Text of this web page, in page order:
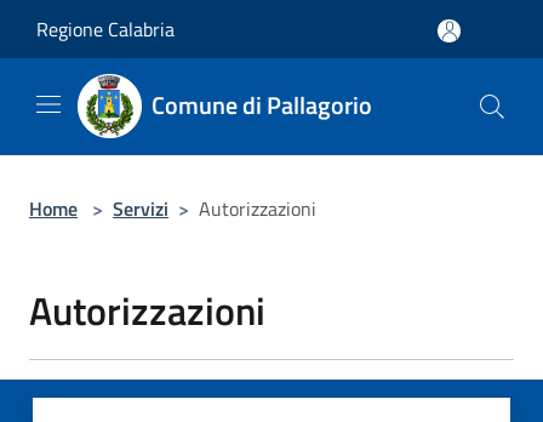
Regione Calabria
Comune di Pallagorio
Home > Servizi > Autorizzazioni
Autorizzazioni